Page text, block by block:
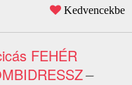
Kedvencekbe
FEHÉR
–